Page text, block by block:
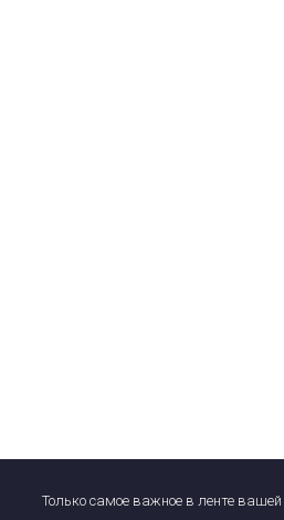
Только самое важное в ленте вашей